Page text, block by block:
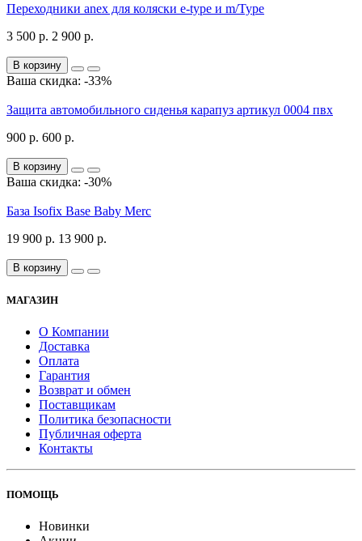
Переходники anex для коляски e-type и m/Type
3 500 р. 2 900 р.
В корзину
Ваша скидка: -33%
Защита автомобильного сиденья карапуз артикул 0004 пвх
900 р. 600 р.
В корзину
Ваша скидка: -30%
База Isofix Base Baby Merc
19 900 р. 13 900 р.
В корзину
МАГАЗИН
О Компании
Доставка
Оплата
Гарантия
Возврат и обмен
Поставщикам
Политика безопасности
Публичная оферта
Контакты
ПОМОЩЬ
Новинки